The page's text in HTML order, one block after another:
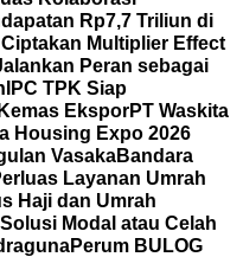
Rp7,7 Triliun di
Multiplier Effect
Peran sebagai
IPC TPK Siap
EksporPT Waskita
Housing Expo 2026
VasakaBandara
Layanan Umrah
Haji dan Umrah
Modal atau Celah
Perum BULOG